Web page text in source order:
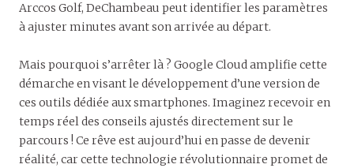
Arccos Golf, DeChambeau peut identifier les paramètres
à ajuster minutes avant son arrivée au départ.
Mais pourquoi s’arrêter là ? Google Cloud amplifie cette
démarche en visant le développement d’une version de
ces outils dédiée aux smartphones. Imaginez recevoir en
temps réel des conseils ajustés directement sur le
parcours ! Ce rêve est aujourd’hui en passe de devenir
réalité, car cette technologie révolutionnaire promet de